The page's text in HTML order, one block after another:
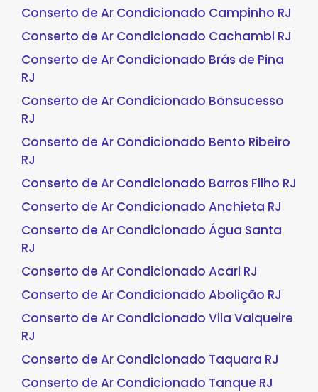
Conserto de Ar Condicionado Campinho RJ
Conserto de Ar Condicionado Cachambi RJ
Conserto de Ar Condicionado Brás de Pina
RJ
Conserto de Ar Condicionado Bonsucesso
RJ
Conserto de Ar Condicionado Bento Ribeiro
RJ
Conserto de Ar Condicionado Barros Filho RJ
Conserto de Ar Condicionado Anchieta RJ
Conserto de Ar Condicionado Água Santa
RJ
Conserto de Ar Condicionado Acari RJ
Conserto de Ar Condicionado Abolição RJ
Conserto de Ar Condicionado Vila Valqueire
RJ
Conserto de Ar Condicionado Taquara RJ
Conserto de Ar Condicionado Tanque RJ